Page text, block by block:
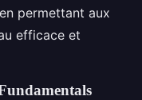
permettant aux
efficace et